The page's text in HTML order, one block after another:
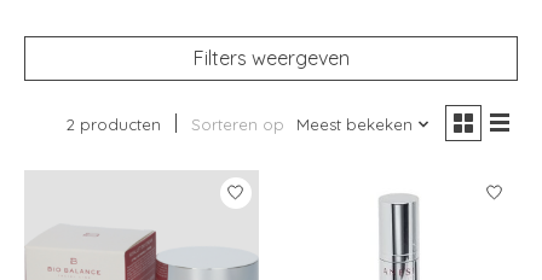
Filters weergeven
2 producten Sorteren op Meest bekeken